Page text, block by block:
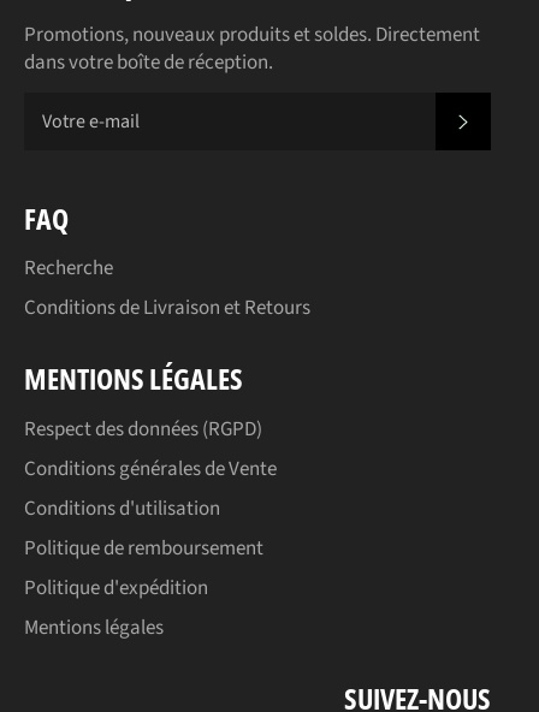
Promotions, nouveaux produits et soldes. Directement
dans votre boîte de réception.
FAQ
Recherche
Conditions de Livraison et Retours
MENTIONS LÉGALES
Respect des données (RGPD)
Conditions générales de Vente
Conditions d'utilisation
Politique de remboursement
Politique d'expédition
Mentions légales
SUIVEZ-NOUS